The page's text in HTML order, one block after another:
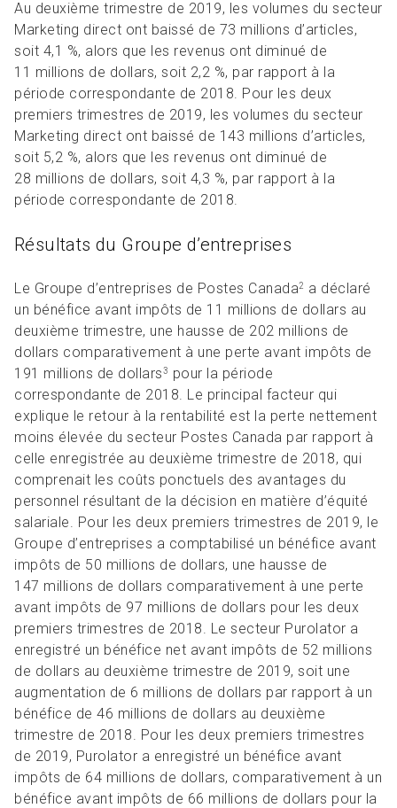
Au deuxième trimestre de 2019, les volumes du secteur
Marketing direct ont baissé de 73 millions d’articles,
soit 4,1 %, alors que les revenus ont diminué de
11 millions de dollars, soit 2,2 %, par rapport à la
période correspondante de 2018. Pour les deux
premiers trimestres de 2019, les volumes du secteur
Marketing direct ont baissé de 143 millions d’articles,
soit 5,2 %, alors que les revenus ont diminué de
28 millions de dollars, soit 4,3 %, par rapport à la
période correspondante de 2018.
Résultats du Groupe d’entreprises
Le Groupe d’entreprises de Postes Canada2
a déclaré
un bénéfice avant impôts de 11 millions de dollars au
deuxième trimestre, une hausse de 202 millions de
dollars comparativement à une perte avant impôts de
191 millions de dollars3
pour la période
correspondante de 2018. Le principal facteur qui
explique le retour à la rentabilité est la perte nettement
moins élevée du secteur Postes Canada par rapport à
celle enregistrée au deuxième trimestre de 2018, qui
comprenait les coûts ponctuels des avantages du
personnel résultant de la décision en matière d’équité
salariale. Pour les deux premiers trimestres de 2019, le
Groupe d’entreprises a comptabilisé un bénéfice avant
impôts de 50 millions de dollars, une hausse de
147 millions de dollars comparativement à une perte
avant impôts de 97 millions de dollars pour les deux
premiers trimestres de 2018. Le secteur Purolator a
enregistré un bénéfice net avant impôts de 52 millions
de dollars au deuxième trimestre de 2019, soit une
augmentation de 6 millions de dollars par rapport à un
bénéfice de 46 millions de dollars au deuxième
trimestre de 2018. Pour les deux premiers trimestres
de 2019, Purolator a enregistré un bénéfice avant
impôts de 64 millions de dollars, comparativement à un
bénéfice avant impôts de 66 millions de dollars pour la